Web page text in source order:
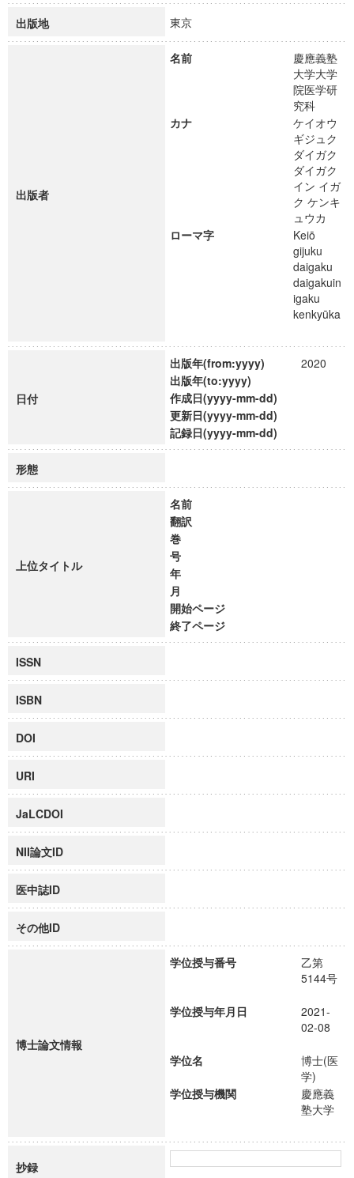
出版地 東京
出版者
名前
慶應義塾
大学大学
院医学研
究科
カナ
ケイオウ
ギジュク
ダイガク
ダイガク
イン イガ
ク ケンキ
ュウカ
ローマ字
Keiō
gijuku
daigaku
daigakuin
igaku
kenkyūka
日付
出版年(from:yyyy)
2020
出版年(to:yyyy)
作成日(yyyy-mm-dd)
更新日(yyyy-mm-dd)
記録日(yyyy-mm-dd)
形態
上位タイトル
名前
翻訳
巻
号
年
月
開始ページ
終了ページ
ISSN
ISBN
DOI
URI
JaLCDOI
NII論文ID
医中誌ID
その他ID
博士論文情報
学位授与番号
乙第
5144号
学位授与年月日
2021-
02-08
学位名
博士(医
学)
学位授与機関
慶應義
塾大学
抄録